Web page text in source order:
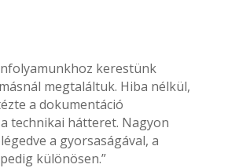
kerestünk
megtaláltuk. Hiba nélkül,
a dokumentáció
technikai hátteret. Nagyon
a gyorsaságával, a
különösen.”